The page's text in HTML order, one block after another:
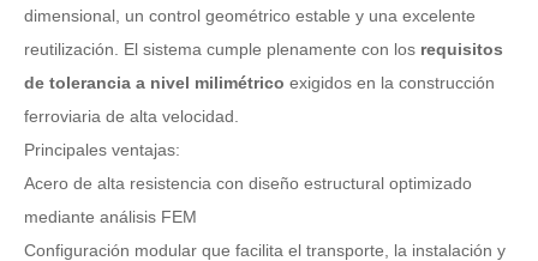
dimensional, un control geométrico estable y una excelente
reutilización. El sistema cumple plenamente con los requisitos
de tolerancia a nivel milimétrico exigidos en la construcción
ferroviaria de alta velocidad.
Principales ventajas:
Acero de alta resistencia con diseño estructural optimizado
mediante análisis FEM
Configuración modular que facilita el transporte, la instalación y